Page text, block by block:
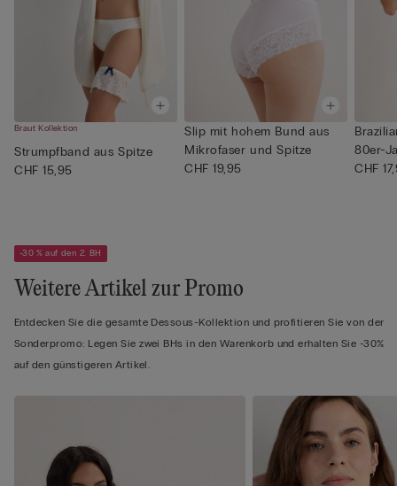
Braut Kollektion
Strumpfband aus Spitze
CHF 15,95
Slip mit hohem Bund aus
Mikrofaser und Spitze
CHF 19,95
80er-
CHF
-30 % auf den 2. BH
Weitere Artikel zur Promo
Entdecken Sie die gesamte Dessous-Kollektion und profitieren Sie von der
Sonderpromo: Legen Sie zwei BHs in den Warenkorb und erhalten Sie -30%
auf den günstigeren Artikel.